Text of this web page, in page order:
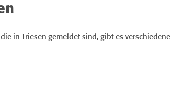
in Triesen gemeldet sind, gibt es